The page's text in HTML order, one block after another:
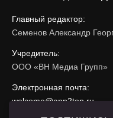
Главный редактор:
Семенов Александр
Учредитель:
ООО «ВН Медиа Групп»
Электронная почта:
welcome@app2top.ru